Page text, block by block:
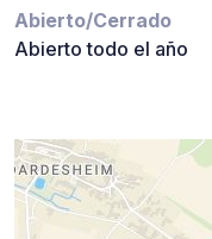
Abierto/Cerrado
Abierto todo el año